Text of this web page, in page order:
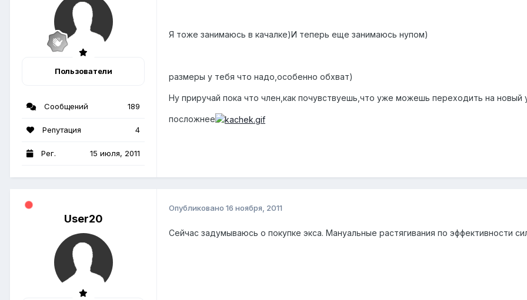
Пользователи
Сообщений 189
Репутация 4
Рег. 15 июля, 2011
Я тоже занимаюсь в качалке)И теперь еще занимаюсь нупом)
размеры у тебя что надо,особенно обхват)
Ну приручай пока что член,как почувствуешь,что уже можешь переходить на
посложнее
User20
Опубликовано 16 ноября, 2011
Сейчас задумываюсь о покупке экса. Мануальные растягивания по эффективности